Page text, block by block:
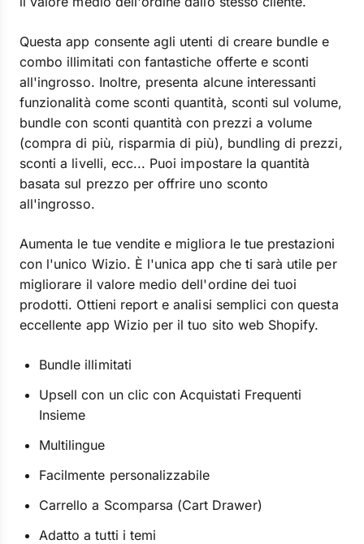
Questa app consente agli utenti di creare bundle e
combo illimitati con fantastiche offerte e sconti
all'ingrosso. Inoltre, presenta alcune interessanti
funzionalità come sconti quantità, sconti sul volume,
bundle con sconti quantità con prezzi a volume
(compra di più, risparmia di più), bundling di prezzi,
sconti a livelli, ecc... Puoi impostare la quantità
basata sul prezzo per offrire uno sconto
all'ingrosso.
Aumenta le tue vendite e migliora le tue prestazioni
con l'unico Wizio. È l'unica app che ti sarà utile per
migliorare il valore medio dell'ordine dei tuoi
prodotti. Ottieni report e analisi semplici con questa
eccellente app Wizio per il tuo sito web Shopify.
Bundle illimitati
Upsell con un clic con Acquistati Frequenti
Insieme
Multilingue
Facilmente personalizzabile
Carrello a Scomparsa (Cart Drawer)
Adatto a tutti i temi